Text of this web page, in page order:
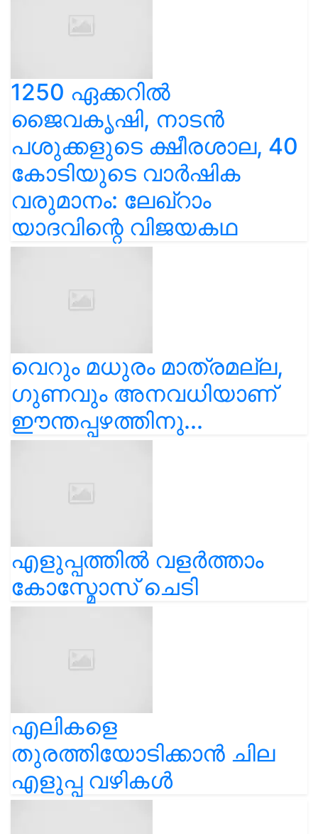
1250 ഏക്കറിൽ
ജൈവകൃഷി, നാടൻ
പശുക്കളുടെ ക്ഷീരശാല, 40
കോടിയുടെ വാർഷിക
വരുമാനം: ലേഖ്‌റാം
യാദവിന്റെ വിജയകഥ
വെറും മധുരം മാത്രമല്ല,
ഗുണവും അനവധിയാണ്
ഈന്തപ്പഴത്തിനു...
എളുപ്പത്തിൽ വളർത്താം
കോസ്മോസ് ചെടി
എലികളെ
തുരത്തിയോടിക്കാൻ ചില
എളുപ്പ വഴികൾ